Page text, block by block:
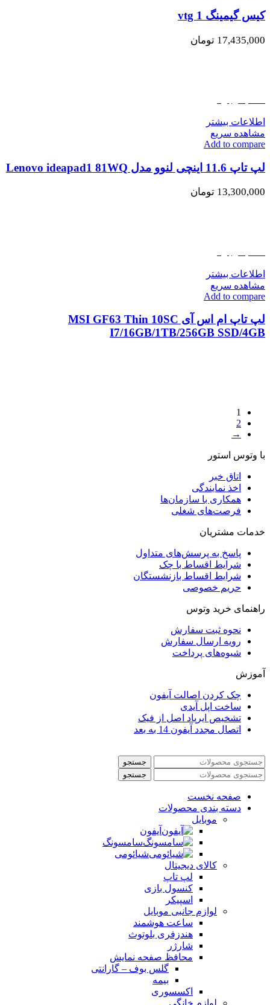
کیس گیمینگ vtg 1
17,435,000 تومان
اطلاعات بیشتر
مشاهده سریع
Add to compare
لپ تاپ 11.6 اینچی لنوو مدل Lenovo ideapad1 81WQ
13,300,000 تومان
اطلاعات بیشتر
مشاهده سریع
Add to compare
لپ تاپ ام اس آی MSI GF63 Thin 10SC
I7/16GB/1TB/256GB SSD/4GB
1
2
→
با وتوس استور
اتاق خبر
اخذ نمایندگی
همکاری با سازمان‌ها
فرصت‌های شغلی
خدمات مشتریان
پاسخ به پرسش‌های متداول
شرایط اقساط با چک
شرایط اقساط بازنشستگان
حریم خصوصی
راهنمای خرید وتوس
نحوه ثبت سفارش
رویه ارسال سفارش
شیوه‌های پرداخت
آموزش
چک کردن اصالت آیفون
ساخت اپل آیدی
تشخیص ایرپاد اصل از فیک
اتصال مجدد آیفون 14 به بعد
جستجو
جستجو
صفحه نخست
دسته بندی محصولات
موبایل
آیفون
سامسونگ
شیائومی
کالای دیجیتال
لپ تاپ
کنسول بازی
اسپیکر
لوازم جانبی موبایل
ساعت هوشمند
هندزفری بلوتوث
شارژر
محافظ صفحه نمایش
گلس بوف – گارانتی
بیمه
اکسسوری